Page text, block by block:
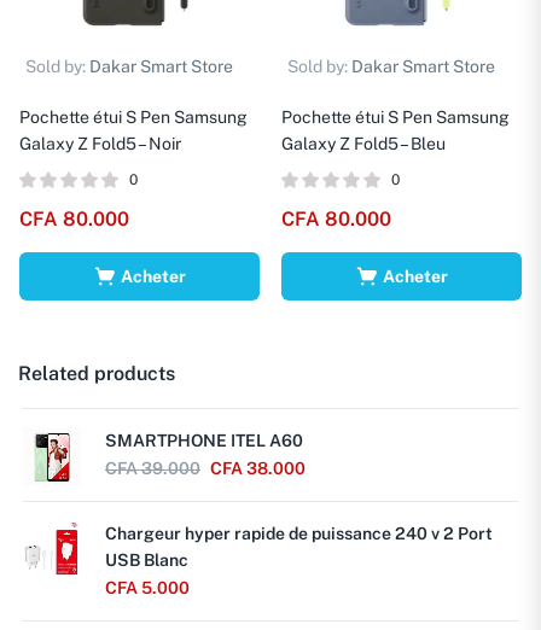
Sold by: Dakar Smart Store
Pochette étui S Pen Samsung
Galaxy Z Fold5 – Noir
0
CFA 80.000
Acheter
Sold by: Dakar Smart Store
Pochette étui S Pen Samsung
Galaxy Z Fold5 – Bleu
0
CFA 80.000
Acheter
Related products
SMARTPHONE ITEL A60
CFA39.000 CFA 38.000
Chargeur hyper rapide de puissance 240 v 2 Port
USB Blanc
CFA 5.000